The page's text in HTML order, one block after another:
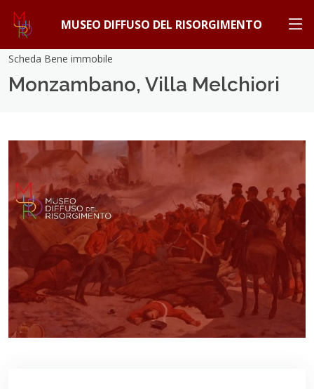
MUSEO DIFFUSO DEL RISORGIMENTO
Scheda Bene immobile
Monzambano, Villa Melchiori